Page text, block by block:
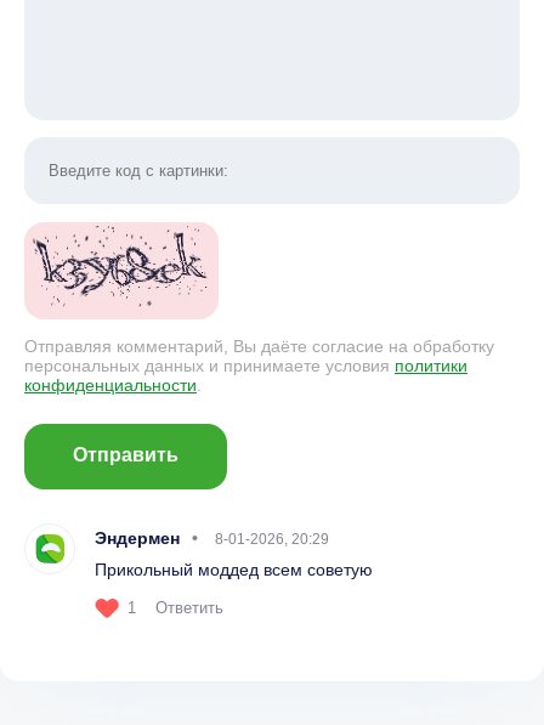
Отправляя комментарий, Вы даёте согласие на обработку
персональных данных и принимаете условия политики
конфиденциальности
Отправить
Эндермен 8-01-2026, 20:29
Прикольный моддед всем советую
1 Ответить